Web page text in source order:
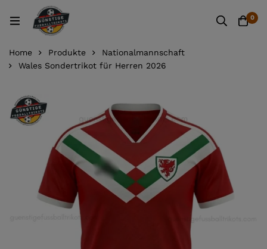
0
Home Produkte
Nationalmannschaft
Wales Sondertrikot für Herren 2026